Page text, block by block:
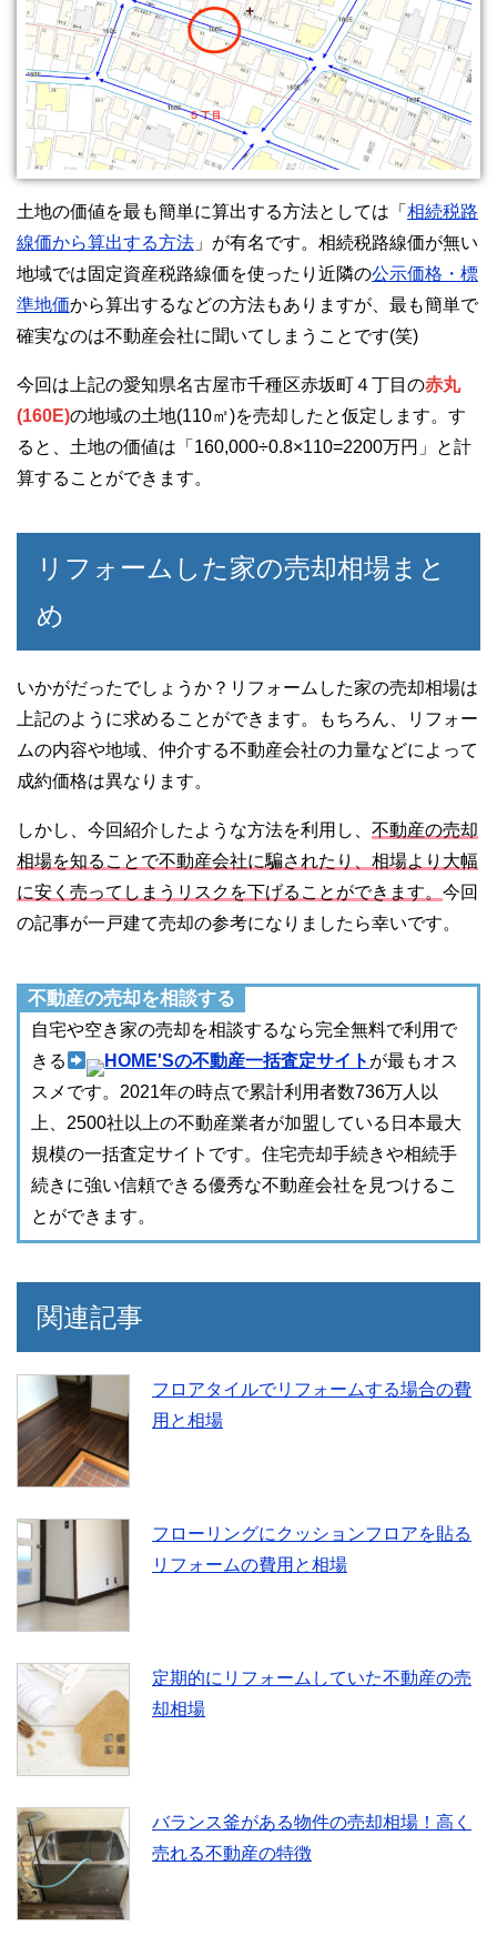
土地の価値を最も簡単に算出する方法としては「 相続税路
線価から算出する方法 」が有名です。相続税路線価が無い
地域では固定資産税路線価を使ったり近隣の公示価格・標
準地価から算出するなどの方法もありますが、最も簡単で
確実なのは不動産会社に聞いてしまうことです(笑)
今回は上記の愛知県名古屋市千種区赤坂町４丁目の赤丸
(160E)の地域の土地(110㎡)を売却したと仮定します。す
ると、土地の価値は「160,000÷0.8×110=2200万円」と計
算することができます。
リフォームした家の売却相場まと
め
いかがだったでしょうか？リフォームした家の売却相場は
上記のように求めることができます。もちろん、リフォー
ムの内容や地域、仲介する不動産会社の力量などによって
成約価格は異なります。
しかし、今回紹介したような方法を利用し、 不動産の売却
相場を知ることで不動産会社に騙されたり、相場より大幅
に安く売ってしまうリスクを下げることができます。 今回
の記事が一戸建て売却の参考になりましたら幸いです。
不動産の売却を相談する
自宅や空き家の売却を相談するなら完全無料で利用で
きる
HOME'Sの不動産一括査定サイト が最もオス
スメです。2021年の時点で累計利用者数736万人以
上、2500社以上の不動産業者が加盟している日本最大
規模の一括査定サイトです。住宅売却手続きや相続手
続きに強い信頼できる優秀な不動産会社を見つけるこ
とができます。
関連記事
フロアタイルでリフォームする場合の費
用と相場
フローリングにクッションフロアを貼る
リフォームの費用と相場
定期的にリフォームしていた不動産の売
却相場
バランス釜がある物件の売却相場！高く
売れる不動産の特徴